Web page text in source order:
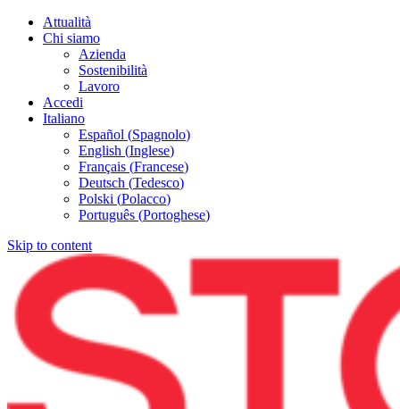
Attualità
Chi siamo
Azienda
Sostenibilità
Lavoro
Accedi
Italiano
Español (Spagnolo)
English (Inglese)
Français (Francese)
Deutsch (Tedesco)
Polski (Polacco)
Português (Portoghese)
Skip to content